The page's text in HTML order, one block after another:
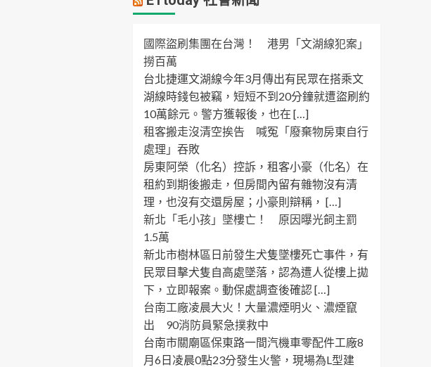
國際盜刷集團在台灣！ 港男「文湖線犯案」
撈百萬
台北捷運文湖線今年3月傳出有民眾在搭乘文
湖線時錢包被竊，短短不到20分鐘就遭盜刷約
10萬餘元。警方獲報後，也在 […]
租客搬走沒清空挨告 喊冤「廢棄物房東自行
處理」吞敗
房東阿榮（化名）控訴，租客小豪（化名）在
租約到期後搬走，但房間內留有雜物沒有清
理，也沒有交還房屋；小豪則辯稱， […]
新北「毛小孩」墜樓亡！ 原因曝光飼主罰
1.5萬
新北市樹林區日前發生犬隻墜樓死亡事件，有
民眾目擊犬隻自高處墜落，認為遭人從樓上拋
下，立即報案。動保處調查後確認 […]
台南工廠凌晨大火！大量濃煙明火、濃煙竄
出 90消防員緊急撲救中
台南市關廟區保東路一間汽機車零配件工廠8
月6日凌晨0點23分發生火警，現場為L型建